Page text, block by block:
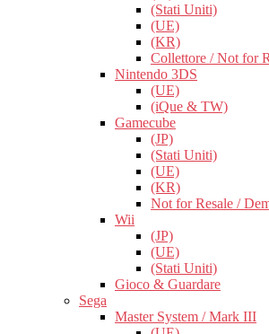
(Stati Uniti)
(UE)
(KR)
Collettore / Not for
Nintendo 3DS
(UE)
(iQue & TW)
Gamecube
(JP)
(Stati Uniti)
(UE)
(KR)
Not for Resale /
Wii
(JP)
(UE)
(Stati Uniti)
Gioco & Guardare
Sega
Master System / Mark III